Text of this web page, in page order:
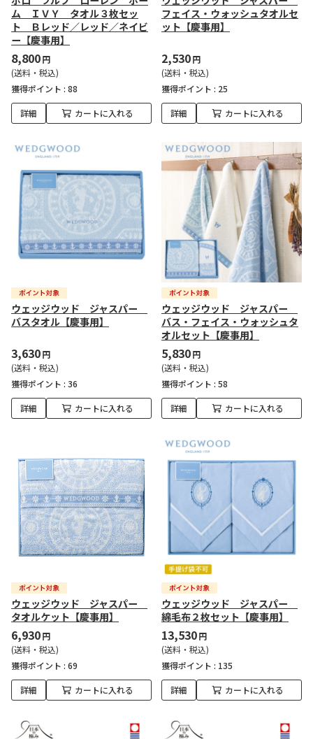
ム ＩＶＹ タオル３枚セッ
ト Ｂレッド／レッド／ネイビ
ー【慶事用】
8,800円
(送料・税込)
獲得ポイント : 88
詳細 カートに入れる
フェイス・ウォッシュタオルセ
ット【慶事用】
2,530円
(送料・税込)
獲得ポイント : 25
詳細 カートに入れる
ウェッジウッド ジャスパー
バスタオル【慶事用】
3,630円
(送料・税込)
獲得ポイント : 36
詳細 カートに入れる
ウェッジウッド ジャスパー
バス・フェイス・ウォッシュタ
オルセット【慶事用】
5,830円
(送料・税込)
獲得ポイント : 58
詳細 カートに入れる
ウェッジウッド ジャスパー
タオルケット【慶事用】
6,930円
(送料・税込)
獲得ポイント : 69
詳細 カートに入れる
ウェッジウッド ジャスパー
綿毛布２枚セット【慶事用】
13,530円
(送料・税込)
獲得ポイント : 135
詳細 カートに入れる